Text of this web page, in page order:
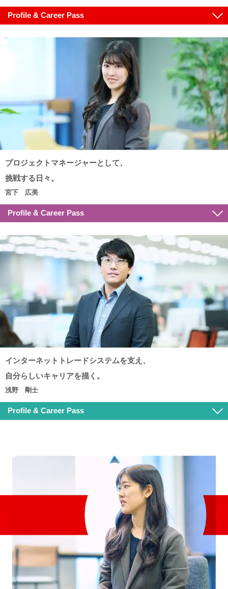
Profile & Career Pass
プロジェクトマネージャーとして、
挑戦する日々。
宮下 広美
Profile & Career Pass
インターネットトレードシステムを支え、
自分らしいキャリアを描く。
浅野 剛士
Profile & Career Pass